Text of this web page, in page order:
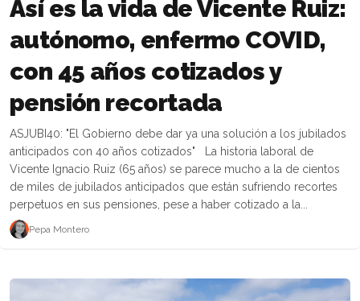
Así es la vida de Vicente Ruiz:
autónomo, enfermo COVID,
con 45 años cotizados y
pensión recortada
ASJUBI40: "El Gobierno debe dar ya una solución a los jubilados
anticipados con 40 años cotizados" La historia laboral de
Vicente Ignacio Ruiz (65 años) se parece mucho a la de cientos
de miles de jubilados anticipados que están sufriendo recortes
perpetuos en sus pensiones, pese a haber cotizado a la...
Pepa Montero